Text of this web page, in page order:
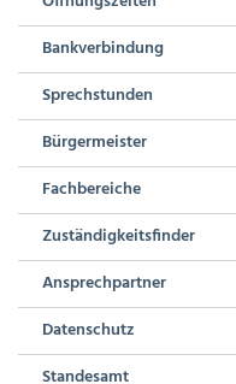
Bankverbindung
Sprechstunden
Bürgermeister
Fachbereiche
Zuständigkeitsfinder
Ansprechpartner
Datenschutz
Standesamt